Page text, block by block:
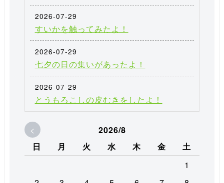
2026-07-29
すいかを触ってみたよ！
2026-07-29
七夕の日の集いがあったよ！
2026-07-29
とうもろこしの皮むきをしたよ！
<
2026/8
日
月 火 水 木 金
土
1